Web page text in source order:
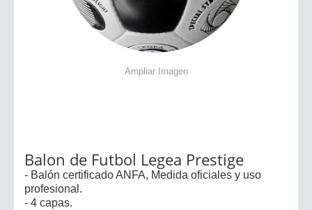
Ampliar Imagen
Balon de Futbol Legea Prestige
- Balón certificado ANFA, Medida oficiales y uso
profesional.
- 4 capas.